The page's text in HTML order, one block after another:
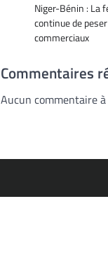
Niger-Bénin : La
continue de
commerciaux
Commentaires
Aucun commentaire